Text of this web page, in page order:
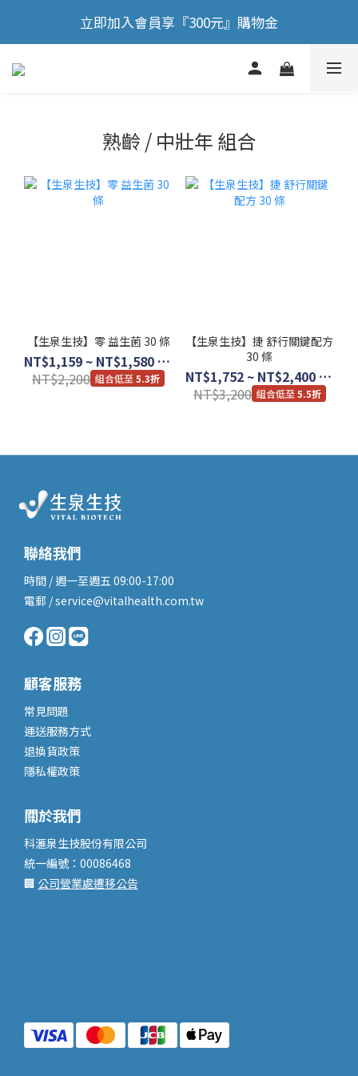
🎉 歡慶88節，滿額送膠原蛋白正貨！！
立即加入會員享『300元』購物金
🎉 歡慶88節，滿額送膠原蛋白正貨！！
熟齡 / 中壯年 組合
【生泉生技】零 益生菌 30 條
NT$1,159 ~ NT$1,580 / 盒
NT$2,200
5.3折
【生泉生技】捷 舒行關鍵配方
30 條
NT$1,752 ~ NT$2,400 / 盒
NT$3,200
5.5折
聯絡我們
時間 / 週一至週五 09:00-17:00
電郵 / service@vitalhealth.com.tw
顧客服務
常見問題
運送服務方式
退換貨政策
隱私權政策
關於我們
科滙泉生技股份有限公司
統一編號：00086468
🏢 公司營業處遷移公告